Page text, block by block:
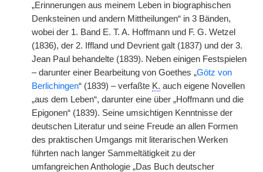
„Erinnerungen aus meinem Leben in biographischen
Denksteinen und andern Mittheilungen“ in 3 Bänden,
wobei der 1. Band E. T. A. Hoffmann und F. G. Wetzel
(1836), der 2. Iffland und Devrient galt (1837) und der 3.
Jean Paul behandelte (1839). Neben einigen Festspielen
– darunter einer Bearbeitung von Goethes „Götz von
Berlichingen“ (1839) – verfaßte K. auch eigene Novellen
„aus dem Leben“, darunter eine über „Hoffmann und die
Epigonen“ (1839). Seine umsichtigen Kenntnisse der
deutschen Literatur und seine Freude an allen Formen
des praktischen Umgangs mit literarischen Werken
führten nach langer Sammeltätigkeit zu der
umfangreichen Anthologie „Das Buch deutscher